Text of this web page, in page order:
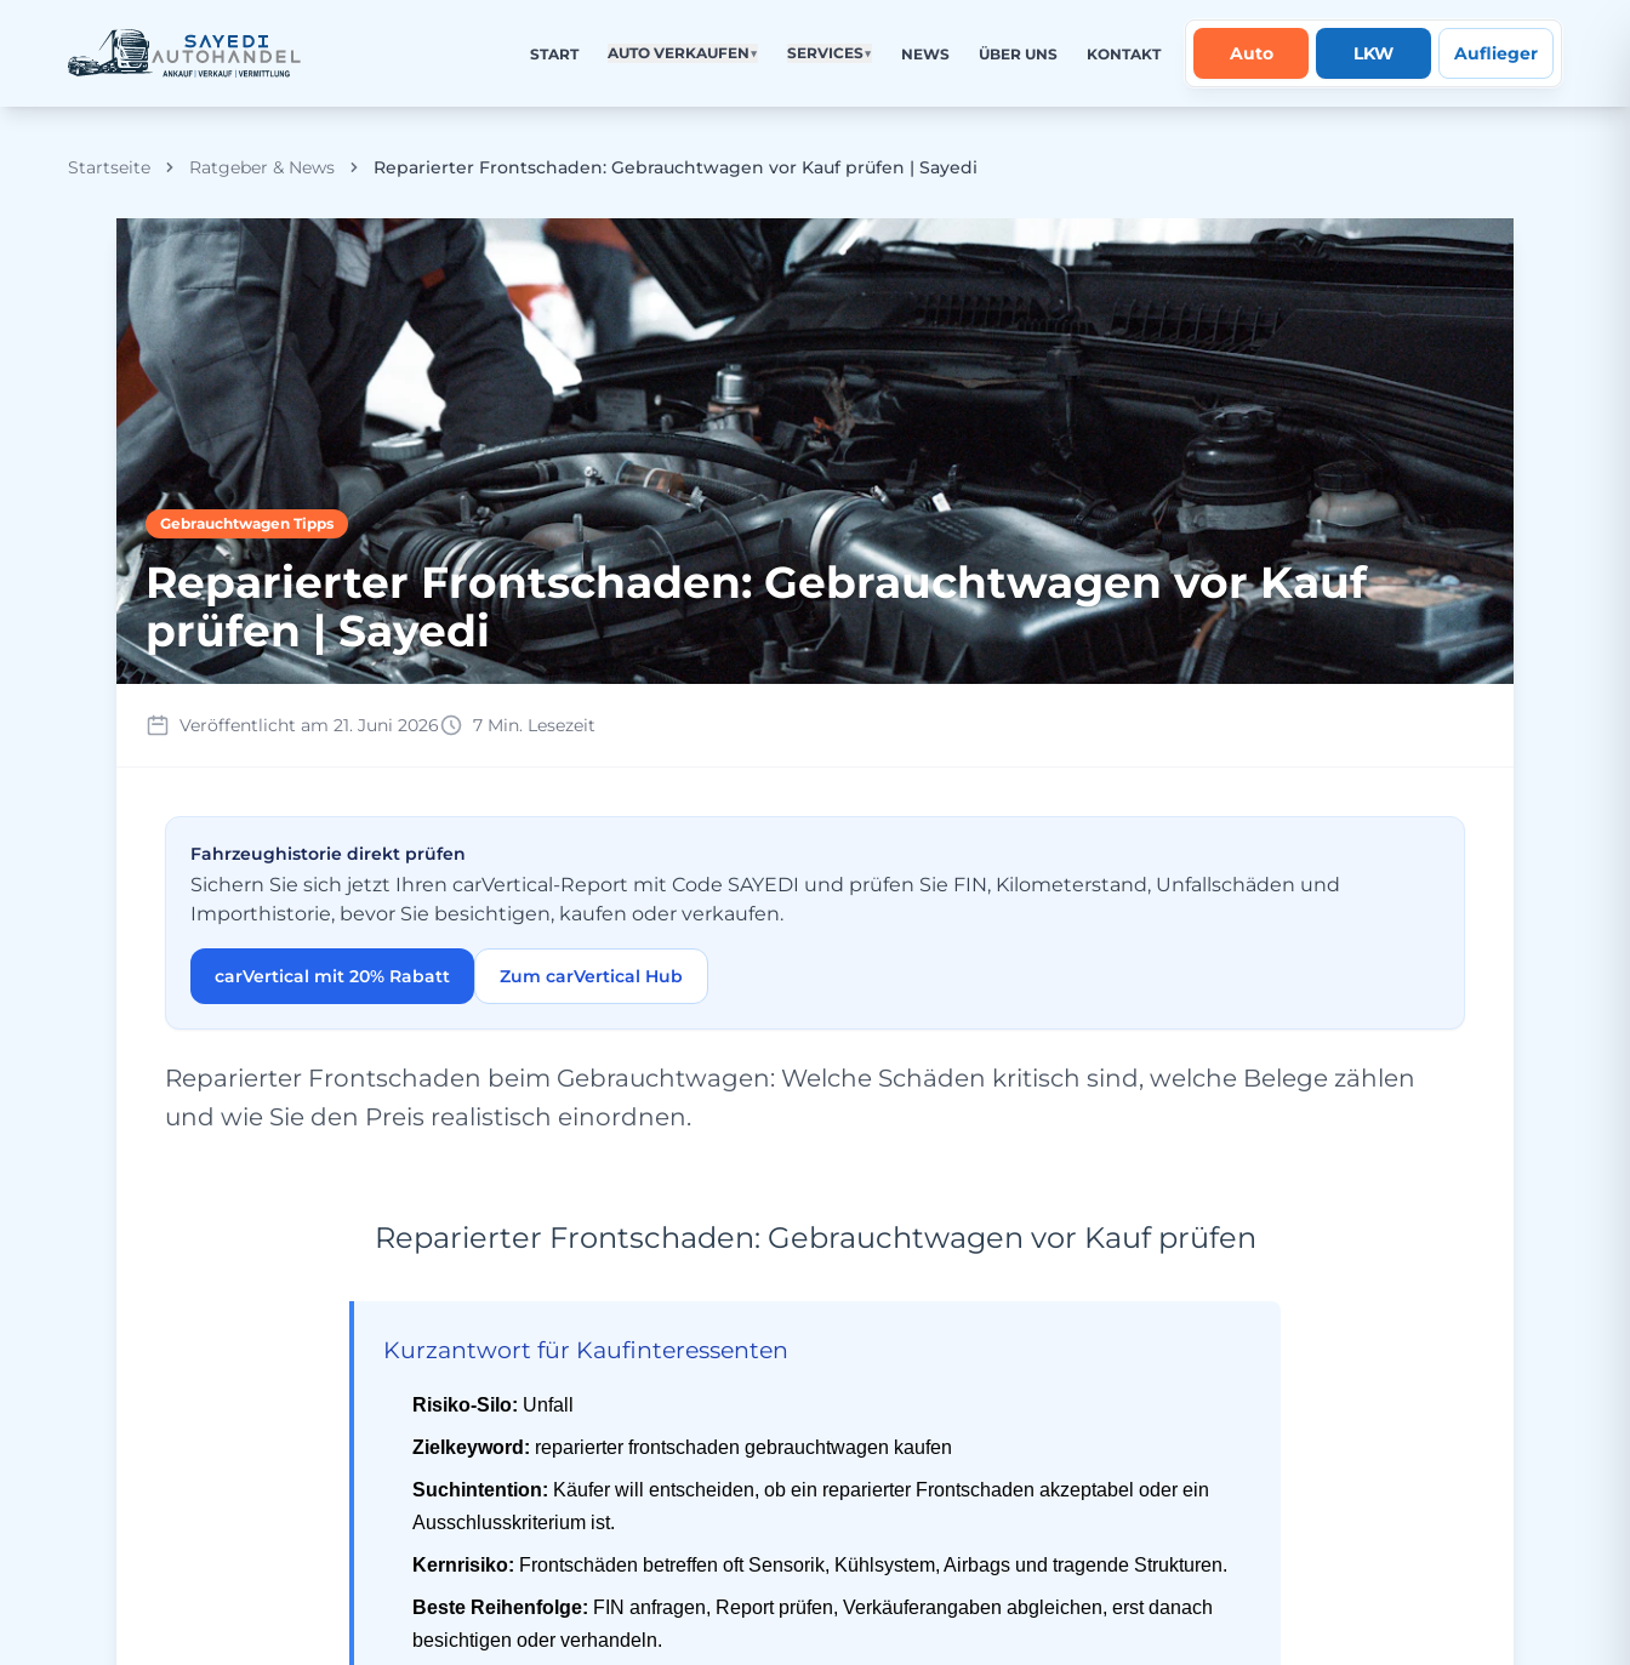
START AUTO VERKAUFEN▼ SERVICES▼ NEWS ÜBER UNS KONTAKT Auto LKW Auflieger
Startseite Ratgeber & News Reparierter Frontschaden: Gebrauchtwagen vor Kauf prüfen | Sayedi
Gebrauchtwagen Tipps
Reparierter Frontschaden: Gebrauchtwagen vor Kauf
prüfen | Sayedi
Veröffentlicht am 21. Juni 2026 7 Min. Lesezeit
Fahrzeughistorie direkt prüfen
Sichern Sie sich jetzt Ihren carVertical-Report mit Code SAYEDI und prüfen Sie FIN, Kilometerstand, Unfallschäden und
Importhistorie, bevor Sie besichtigen, kaufen oder verkaufen.
carVertical mit 20% Rabatt Zum carVertical Hub
Reparierter Frontschaden beim Gebrauchtwagen: Welche Schäden kritisch sind, welche Belege zählen
und wie Sie den Preis realistisch einordnen.
Reparierter Frontschaden: Gebrauchtwagen vor Kauf prüfen
Kurzantwort für Kaufinteressenten
Risiko-Silo: Unfall
Zielkeyword: reparierter frontschaden gebrauchtwagen kaufen
Suchintention: Käufer will entscheiden, ob ein reparierter Frontschaden akzeptabel oder ein
Ausschlusskriterium ist.
Kernrisiko: Frontschäden betreffen oft Sensorik, Kühlsystem, Airbags und tragende Strukturen.
Beste Reihenfolge: FIN anfragen, Report prüfen, Verkäuferangaben abgleichen, erst danach
besichtigen oder verhandeln.